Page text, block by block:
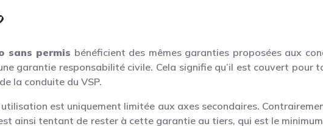
sans permis bénéficient des mêmes garanties proposées aux
garantie responsabilité civile. Cela signifie qu’il est couvert pour
la conduite du VSP.
est uniquement limitée aux axes secondaires.
ainsi tentant de rester à cette garantie au tiers, qui est le